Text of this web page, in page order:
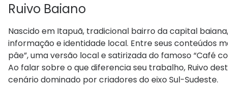
Ruivo Baiano
Nascido em Itapuã, tradicional bairro da capital
informação e identidade local. Entre seus conteúdos
pâe”, uma versão local e satirizada do famoso “Café
Ao falar sobre o que diferencia seu trabalho, Ruivo
cenário dominado por criadores do eixo Sul-Sudeste.